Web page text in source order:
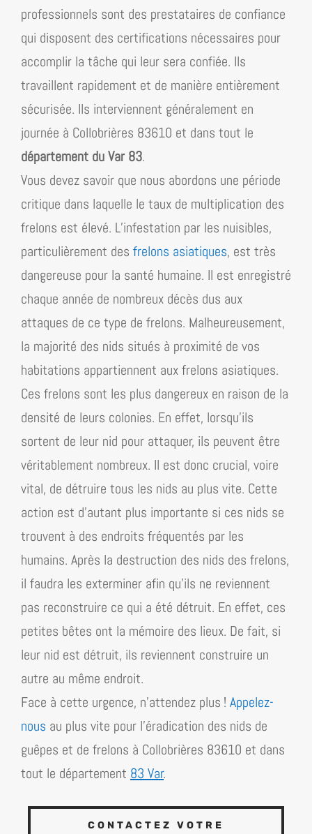
professionnels sont des prestataires de confiance
qui disposent des certifications nécessaires pour
accomplir la tâche qui leur sera confiée. Ils
travaillent rapidement et de manière entièrement
sécurisée. Ils interviennent généralement en
journée à Collobrières 83610 et dans tout le
département du Var 83.
Vous devez savoir que nous abordons une période
critique dans laquelle le taux de multiplication des
frelons est élevé. L’infestation par les nuisibles,
particulièrement des frelons asiatiques, est très
dangereuse pour la santé humaine. Il est enregistré
chaque année de nombreux décès dus aux
attaques de ce type de frelons. Malheureusement,
la majorité des nids situés à proximité de vos
habitations appartiennent aux frelons asiatiques.
Ces frelons sont les plus dangereux en raison de la
densité de leurs colonies. En effet, lorsqu’ils
sortent de leur nid pour attaquer, ils peuvent être
véritablement nombreux. Il est donc crucial, voire
vital, de détruire tous les nids au plus vite. Cette
action est d’autant plus importante si ces nids se
trouvent à des endroits fréquentés par les
humains. Après la destruction des nids des frelons,
il faudra les exterminer afin qu’ils ne reviennent
pas reconstruire ce qui a été détruit. En effet, ces
petites bêtes ont la mémoire des lieux. De fait, si
leur nid est détruit, ils reviennent construire un
autre au même endroit.
Face à cette urgence, n’attendez plus ! Appelez-
nous au plus vite pour l’éradication des nids de
guêpes et de frelons à Collobrières 83610 et dans
tout le département 83 Var.
CONTACTEZ VOTRE